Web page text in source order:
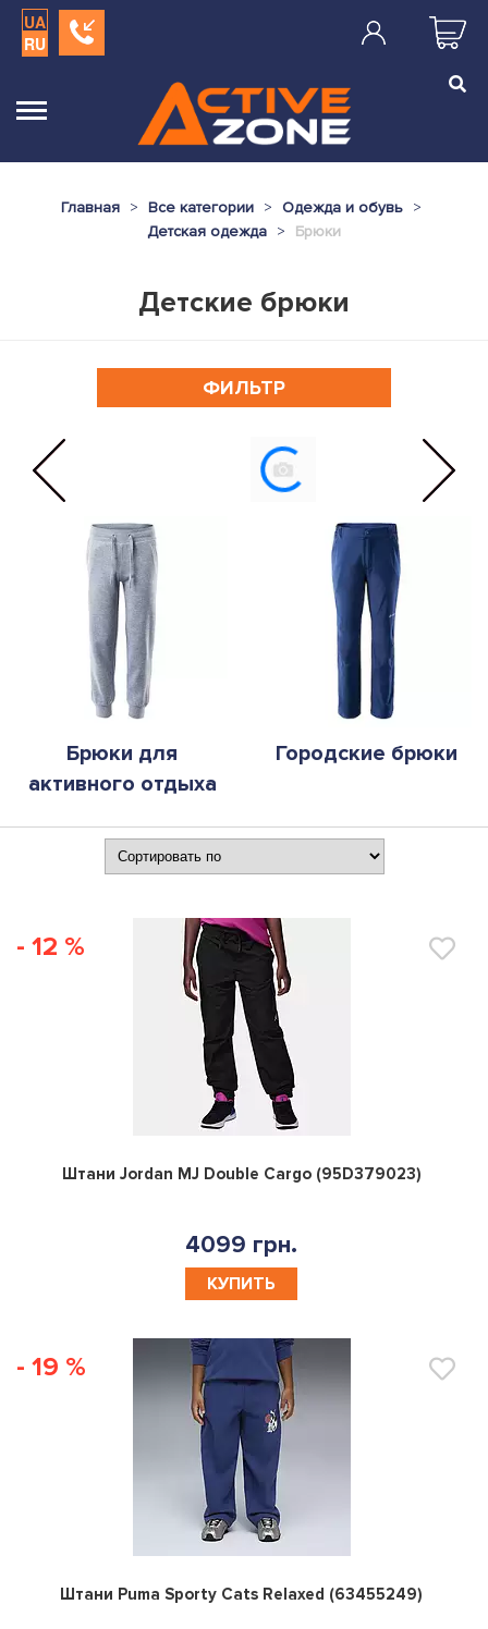
UA
RU
Главная Все категории
Одежда и обувь
Детская одежда
Брюки
Детские брюки
ФИЛЬТР
Брюки для
активного отдыха
Городские брюки
- 12 %
0
Штани Jordan MJ Double Cargo (95D379023)
4099 грн.
КУПИТЬ
- 19 %
0
Штани Puma Sporty Cats Relaxed (63455249)